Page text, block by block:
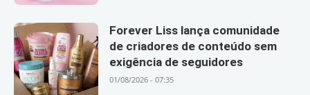
Forever Liss lança comunidade
de criadores de conteúdo sem
exigência de seguidores
01/08/2026 - 07:35